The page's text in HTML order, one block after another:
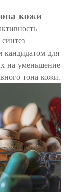
кожи
кандидатом для
на уменьшение
тона кожи.